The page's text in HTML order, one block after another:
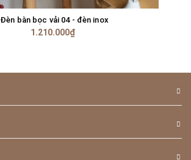
Đèn bàn bọc vải 04 - đèn inox
1.210.000₫